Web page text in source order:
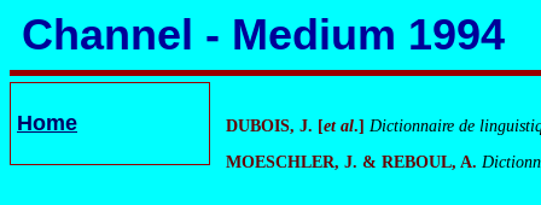
Channel - Medium 1994
Home DUBOIS, J. [et al.] Dictionnaire de
MOESCHLER, J. & REBOUL, A.